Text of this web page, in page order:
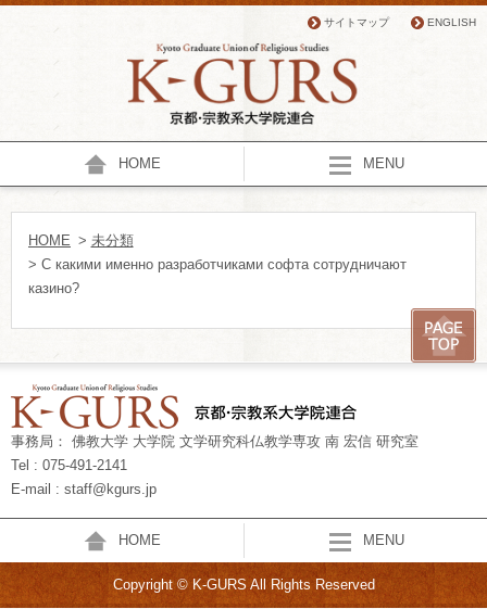
サイトマップ ENGLISH
HOME MENU
HOME > 未分類
> С какими именно разработчиками софта сотрудничают
казино?
事務局： 佛教大学 大学院 文学研究科仏教学専攻 南 宏信 研究室
Tel : 075-491-2141
E-mail : staff@kgurs.jp
HOME MENU
Copyright © K-GURS All Rights Reserved